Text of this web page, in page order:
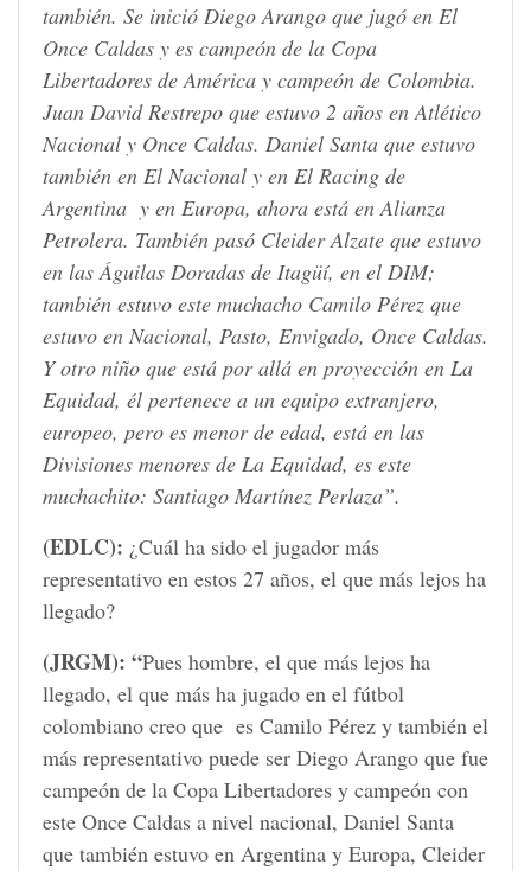
también. Se inició Diego Arango que jugó en El
Once Caldas y es campeón de la Copa
Libertadores de América y campeón de Colombia.
Juan David Restrepo que estuvo 2 años en Atlético
Nacional y Once Caldas. Daniel Santa que estuvo
también en El Nacional y en El Racing de
Argentina y en Europa, ahora está en Alianza
Petrolera. También pasó Cleider Alzate que estuvo
en las Águilas Doradas de Itagüí, en el DIM;
también estuvo este muchacho Camilo Pérez que
estuvo en Nacional, Pasto, Envigado, Once Caldas.
Y otro niño que está por allá en proyección en La
Equidad, él pertenece a un equipo extranjero,
europeo, pero es menor de edad, está en las
Divisiones menores de La Equidad, es este
muchachito: Santiago Martínez Perlaza”.
(EDLC): ¿Cuál ha sido el jugador más
representativo en estos 27 años, el que más lejos ha
llegado?
(JRGM): “Pues hombre, el que más lejos ha
llegado, el que más ha jugado en el fútbol
colombiano creo que es Camilo Pérez y también el
más representativo puede ser Diego Arango que fue
campeón de la Copa Libertadores y campeón con
este Once Caldas a nivel nacional, Daniel Santa
que también estuvo en Argentina y Europa, Cleider